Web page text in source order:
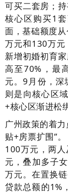
可买二套房；
核心区购买1
面，基础额度
万元和130万元
新增初婚初育
高至70%，最
元。9月份，深
则是向核心区
+核心区渐进松
广州政策的着力
贴+房票扩围”
100万元，两
元，叠加多子
万元。在置换
贷款总额的1%